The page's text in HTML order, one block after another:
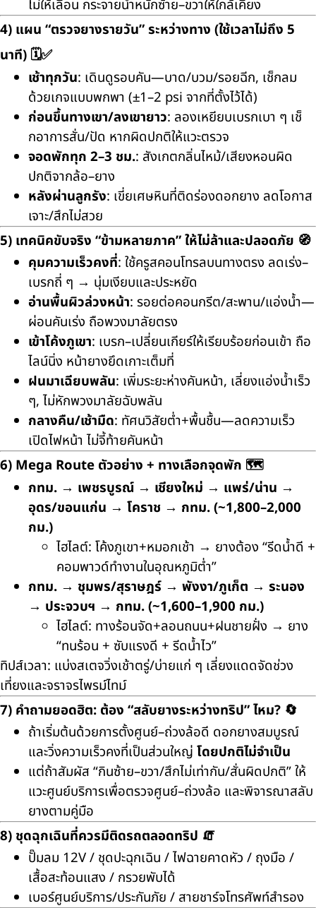
ไม่ให้เลื่อน กระจายน้ำหนักซ้าย–ขวาให้ใกล้เคียง
4) แผน “ตรวจยางรายวัน” ระหว่างทาง (ใช้เวลาไม่ถึง 5
นาที) 🗓️✅
เช้าทุกวัน: เดินดูรอบคัน—บาด/บวม/รอยฉีก, เช็กลม
ด้วยเกจแบบพกพา (±1–2 psi จากที่ตั้งไว้ได้)
ก่อนขึ้นทางเขา/ลงเขายาว: ลองเหยียบเบรกเบา ๆ เช็
กอาการสั่น/ปัด หากผิดปกติให้แวะตรวจ
จอดพักทุก 2–3 ชม.: สังเกตกลิ่นไหม้/เสียงหอนผิด
ปกติจากล้อ–ยาง
หลังผ่านลูกรัง: เขี่ยเศษหินที่ติดร่องดอกยาง ลดโอกาส
เจาะ/สึกไม่สวย
5) เทคนิคขับจริง “ข้ามหลายภาค” ให้ไม่ล้าและปลอดภัย 🧭
คุมความเร็วคงที่: ใช้ครูสคอนโทรลบนทางตรง ลดเร่ง–
เบรกถี่ ๆ → นุ่มเงียบและประหยัด
อ่านพื้นผิวล่วงหน้า: รอยต่อคอนกรีต/สะพาน/แอ่งน้ำ—
ผ่อนคันเร่ง ถือพวงมาลัยตรง
เข้าโค้งภูเขา: เบรก–เปลี่ยนเกียร์ให้เรียบร้อยก่อนเข้า ถือ
ไลน์นิ่ง หน้ายางยึดเกาะเต็มที่
ฝนมาเฉียบพลัน: เพิ่มระยะห่างคันหน้า, เลี่ยงแอ่งน้ำเร็ว
ๆ, ไม่หักพวงมาลัยฉับพลัน
กลางคืน/เช้ามืด: ทัศนวิสัยต่ำ+พื้นชื้น—ลดความเร็ว
เปิดไฟหน้า ไม่จี้ท้ายคันหน้า
6) Mega Route ตัวอย่าง + ทางเลือกจุดพัก 🗺️
กทม. → เพชรบูรณ์ → เชียงใหม่ → แพร่/น่าน →
อุดร/ขอนแก่น → โคราช → กทม. (~1,800–2,000
กม.)
ไฮไลต์: โค้งภูเขา+หมอกเช้า → ยางต้อง “รีดน้ำดี +
คอมพาวด์ทำงานในอุณหภูมิต่ำ”
กทม. → ชุมพร/สุราษฎร์ → พังงา/ภูเก็ต → ระนอง
→ ประจวบฯ → กทม. (~1,600–1,900 กม.)
ไฮไลต์: ทางร้อนจัด+ลอนถนน+ฝนชายฝั่ง → ยาง
“ทนร้อน + ซับแรงดี + รีดน้ำไว”
ทิปส์เวลา: แบ่งสเตจวิ่งเช้าตรู่/บ่ายแก่ ๆ เลี่ยงแดดจัดช่วง
เที่ยงและจราจรไพรม์ไทม์
7) คำถามยอดฮิต: ต้อง “สลับยางระหว่างทริป” ไหม? 🔄
ถ้าเริ่มต้นด้วยการตั้งศูนย์–ถ่วงล้อดี ดอกยางสมบูรณ์
และวิ่งความเร็วคงที่เป็นส่วนใหญ่ โดยปกติไม่จำเป็น
แต่ถ้าสัมผัส “กินซ้าย–ขวา/สึกไม่เท่ากัน/สั่นผิดปกติ” ให้
แวะศูนย์บริการเพื่อตรวจศูนย์–ถ่วงล้อ และพิจารณาสลับ
ยางตามคู่มือ
8) ชุดฉุกเฉินที่ควรมีติดรถตลอดทริป 🧯
ปั๊มลม 12V / ชุดปะฉุกเฉิน / ไฟฉายคาดหัว / ถุงมือ /
เสื้อสะท้อนแสง / กรวยพับได้
เบอร์ศูนย์บริการ/ประกันภัย / สายชาร์จโทรศัพท์สำรอง